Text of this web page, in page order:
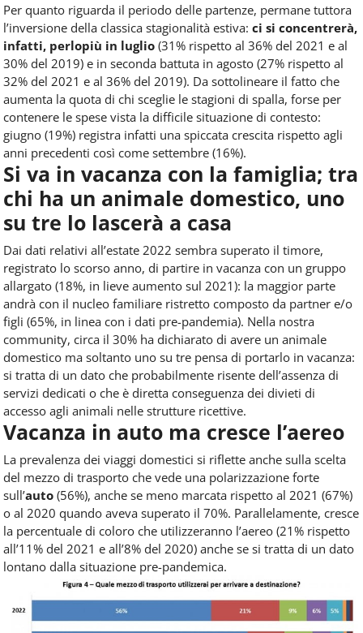
Per quanto riguarda il periodo delle partenze, permane tuttora
l’inversione della classica stagionalità estiva: ci si concentrerà,
infatti, perlopiù in luglio (31% rispetto al 36% del 2021 e al
30% del 2019) e in seconda battuta in agosto (27% rispetto al
32% del 2021 e al 36% del 2019). Da sottolineare il fatto che
aumenta la quota di chi sceglie le stagioni di spalla, forse per
contenere le spese vista la difficile situazione di contesto:
giugno (19%) registra infatti una spiccata crescita rispetto agli
anni precedenti così come settembre (16%).
Si va in vacanza con la famiglia; tra
chi ha un animale domestico, uno
su tre lo lascerà a casa
Dai dati relativi all’estate 2022 sembra superato il timore,
registrato lo scorso anno, di partire in vacanza con un gruppo
allargato (18%, in lieve aumento sul 2021): la maggior parte
andrà con il nucleo familiare ristretto composto da partner e/o
figli (65%, in linea con i dati pre-pandemia). Nella nostra
community, circa il 30% ha dichiarato di avere un animale
domestico ma soltanto uno su tre pensa di portarlo in vacanza:
si tratta di un dato che probabilmente risente dell’assenza di
servizi dedicati o che è diretta conseguenza dei divieti di
accesso agli animali nelle strutture ricettive.
Vacanza in auto ma cresce l’aereo
La prevalenza dei viaggi domestici si riflette anche sulla scelta
del mezzo di trasporto che vede una polarizzazione forte
sull’auto (56%), anche se meno marcata rispetto al 2021 (67%)
o al 2020 quando aveva superato il 70%. Parallelamente, cresce
la percentuale di coloro che utilizzeranno l’aereo (21% rispetto
all’11% del 2021 e all’8% del 2020) anche se si tratta di un dato
lontano dalla situazione pre-pandemica.